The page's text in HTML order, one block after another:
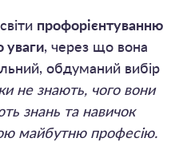
профорієнтуванню
уваги, через що вона
обдуманий вибір
не знають, чого вони
знань та навичок
майбутню професію.